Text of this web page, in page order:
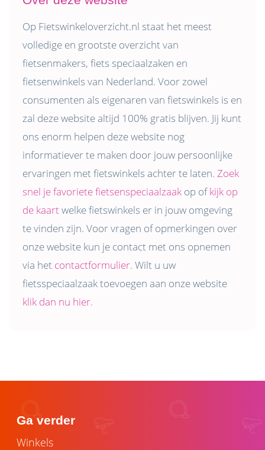
Op Fietswinkeloverzicht.nl staat het meest
volledige en grootste overzicht van
fietsenmakers, fiets speciaalzaken en
fietsenwinkels van Nederland. Voor zowel
consumenten als eigenaren van fietswinkels is en
zal deze website altijd 100% gratis blijven. Jij kunt
ons enorm helpen deze website nog
informatiever te maken door jouw persoonlijke
ervaringen met fietswinkels achter te laten. Zoek
snel je favoriete fietsenspeciaalzaakop ofkijk op
de kaartwelke fietswinkels er in jouw omgeving
te vinden zijn. Voor vragen of opmerkingen over
onze website kun je contact met ons opnemen
via het contactformulier. Wilt u uw
fietsspeciaalzaak toevoegen aan onze website
klik dan nu hier.
Ga verder
Winkels